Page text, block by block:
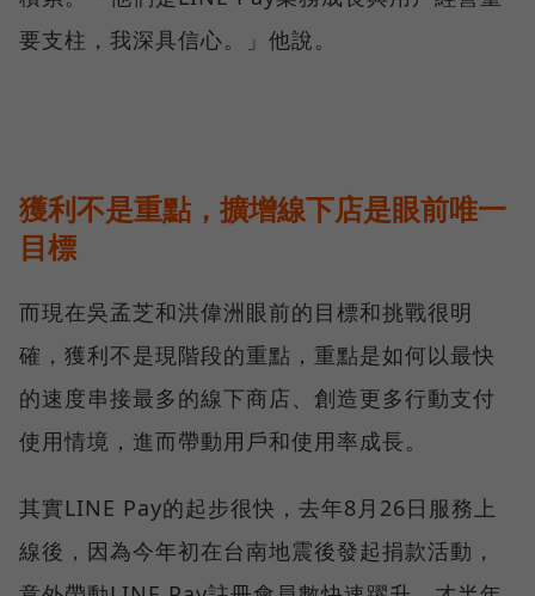
要支柱，我深具信心。」他說。
獲利不是重點，擴增線下店是眼前唯一
目標
而現在吳孟芝和洪偉洲眼前的目標和挑戰很明
確，獲利不是現階段的重點，重點是如何以最快
的速度串接最多的線下商店、創造更多行動支付
使用情境，進而帶動用戶和使用率成長。
其實LINE Pay的起步很快，去年8月26日服務上
線後，因為今年初在台南地震後發起捐款活動，